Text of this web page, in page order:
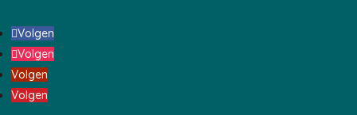
Volgen
Volgen
Volgen
Volgen